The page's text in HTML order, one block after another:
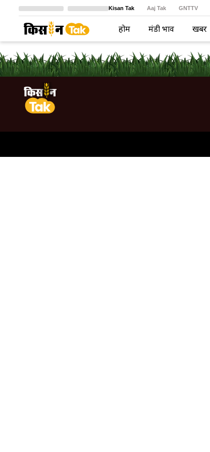
Kisan Tak Aaj Tak GNTTV
Crime Tak Astro Tak
होम मंडी भाव खबरें